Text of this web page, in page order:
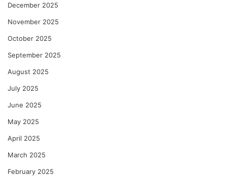
December 2025
November 2025
October 2025
September 2025
August 2025
July 2025
June 2025
May 2025
April 2025
March 2025
February 2025